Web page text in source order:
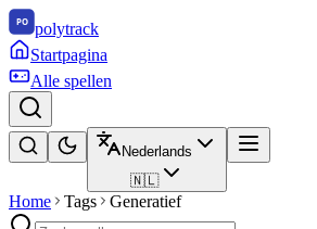
polytrack
Startpagina
Alle spellen
Nederlands
🇳🇱
Home Tags Generatief